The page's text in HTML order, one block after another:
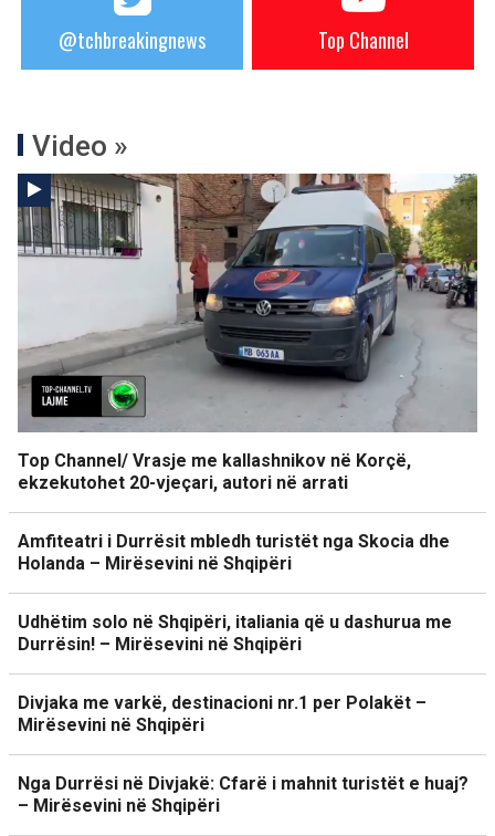
@tchbreakingnews Top Channel
Video »
Top Channel/ Vrasje me kallashnikov në Korçë,
ekzekutohet 20-vjeçari, autori në arrati
Amfiteatri i Durrësit mbledh turistët nga Skocia dhe
Holanda – Mirësevini në Shqipëri
Udhëtim solo në Shqipëri, italiania që u dashurua me
Durrësin! – Mirësevini në Shqipëri
Divjaka me varkë, destinacioni nr.1 per Polakët –
Mirësevini në Shqipëri
Nga Durrësi në Divjakë: Cfarë i mahnit turistët e huaj?
– Mirësevini në Shqipëri